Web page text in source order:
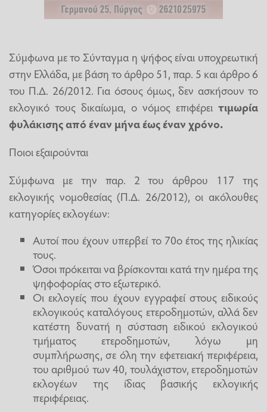
Σύμφωνα με το Σύνταγμα η ψήφος είναι υποχρεωτική
στην Ελλάδα, με βάση το άρθρο 51, παρ. 5 και άρθρο 6
του Π.Δ. 26/2012. Για όσους όμως, δεν ασκήσουν το
εκλογικό τους δικαίωμα, ο νόμος επιφέρει τιμωρία
φυλάκισης από έναν μήνα έως έναν χρόνο.
Ποιοι εξαιρούνται
Σύμφωνα με την παρ. 2 του άρθρου 117 της
εκλογικής νομοθεσίας (Π.Δ. 26/2012), οι ακόλουθες
κατηγορίες εκλογέων:
Αυτοί που έχουν υπερβεί το 70ο έτος της ηλικίας
τους.
Όσοι πρόκειται να βρίσκονται κατά την ημέρα της
ψηφοφορίας στο εξωτερικό.
Οι εκλογείς που έχουν εγγραφεί στους ειδικούς
εκλογικούς καταλόγους ετεροδημοτών, αλλά δεν
κατέστη δυνατή η σύσταση ειδικού εκλογικού
τμήματος ετεροδημοτών, λόγω μη
συμπλήρωσης, σε όλη την εφετειακή περιφέρεια,
του αριθμού των 40, τουλάχιστον, ετεροδημοτών
εκλογέων της ίδιας βασικής εκλογικής
περιφέρειας.